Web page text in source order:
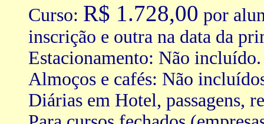
Curso: R$ 1.728,00 por
inscrição e outra na data da
Estacionamento: Não incluído.
Almoços e cafés: Não
Diárias em Hotel, passagens,